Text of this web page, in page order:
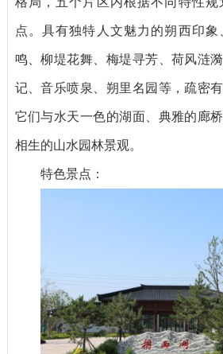
点。具有独特人文魅力的朔西印
鸣、柳堤花舞、梅堤寻芳、荷风涟
记、音乐喷泉、朔里名园等，疏密
它们与水天一色的湖面、典雅的廊
相生的山水园林景观。
特色景点：